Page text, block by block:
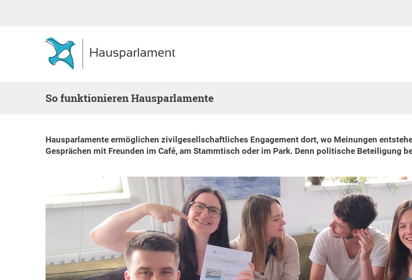
So funktionieren Hausparlamente
Hausparlamente ermöglichen zivilgesellschaftliches Engagement dort, wo Meinungen
Gesprächen mit Freunden im Café, am Stammtisch oder im Park. Denn politische Beteiligung